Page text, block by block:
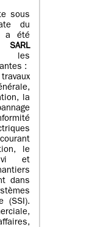
sous
du
a été
SARL
les
:
travaux
la
le
et
dans
(SSI).